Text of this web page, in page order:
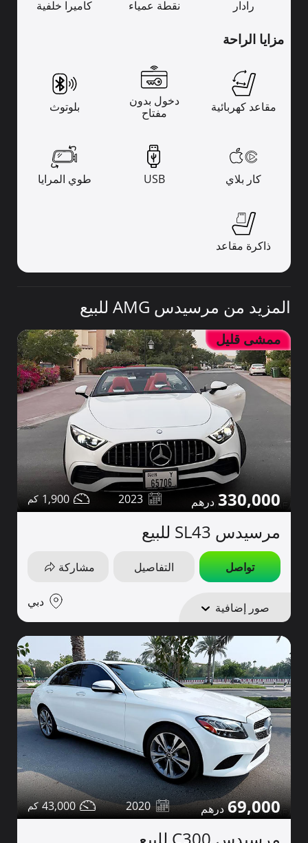
رادار نقطة عمياء كاميرا خلفية
مزايا الراحة
مقاعد كهربائية
دخول بدون
مفتاح
بلوتوث
كار بلاي USB طوي المرايا
ذاكرة مقاعد
المزيد من مرسيدس AMG للبيع
ممشى قليل
330,000
2023
1,900
مرسيدس SL43 للبيع
تواصل التفاصيل مشاركة
صور إضافية دبي
69,000
2020
43,000